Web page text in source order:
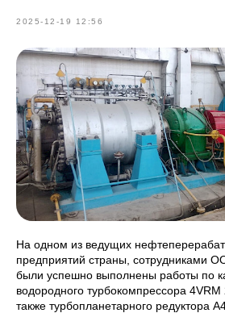
2025-12-19 12:56
На одном из ведущих
предприятий страны, сотрудниками
были успешно выполнены работы по
водородного турбокомпрессора
также турбопланетарного редуктора